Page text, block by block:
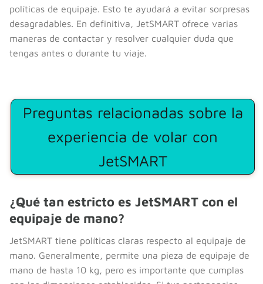
políticas de equipaje. Esto te ayudará a evitar sorpresas
desagradables. En definitiva, JetSMART ofrece varias
maneras de contactar y resolver cualquier duda que
tengas antes o durante tu viaje.
Preguntas relacionadas sobre la
experiencia de volar con
JetSMART
¿Qué tan estricto es JetSMART con el
equipaje de mano?
JetSMART tiene políticas claras respecto al equipaje de
mano. Generalmente, permite una pieza de equipaje de
mano de hasta 10 kg, pero es importante que cumplas